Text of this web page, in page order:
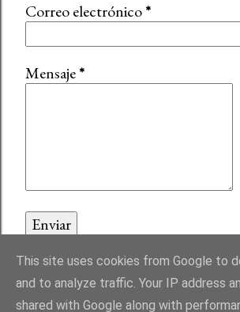
Correo electrónico*
Mensaje*
This site uses cookies from Google to
and to analyze traffic. Your IP address
shared with Google along with